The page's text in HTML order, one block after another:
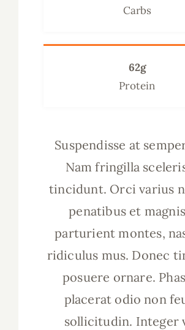
Carbs
62g
Protein
Suspendisse at
Nam fringilla
tincidunt. Orci varius
penatibus et
parturient montes,
ridiculus mus. Donec
posuere ornare.
placerat odio non
sollicitudin. Integer